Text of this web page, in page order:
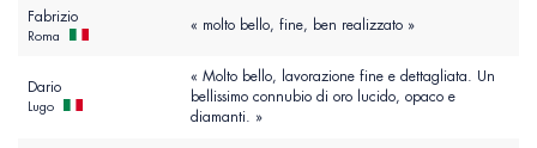
Fabrizio
Roma
« molto bello, fine, ben realizzato »
Dario
Lugo
« Molto bello, lavorazione fine e dettagliata. Un
bellissimo connubio di oro lucido, opaco e
diamanti. »